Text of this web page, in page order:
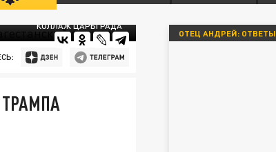
КОЛЛАЖ ЦАРЬГРАДА
ОТЕЦ АНДРЕЙ: ОТВЕТЫ